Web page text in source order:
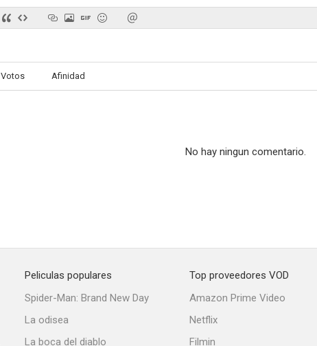
Votos Afinidad
No hay ningun comentario.
Peliculas populares
Spider-Man: Brand New Day
La odisea
La boca del diablo
Top proveedores VOD
Amazon Prime Video
Netflix
Filmin